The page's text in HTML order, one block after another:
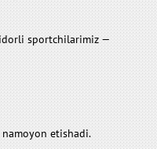
sportchilarimiz —
etishadi.